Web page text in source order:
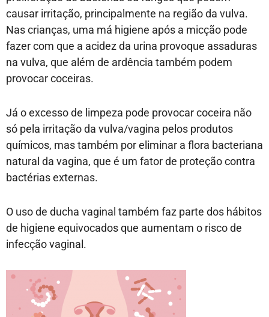
causar irritação, principalmente na região da vulva.
Nas crianças, uma má higiene após a micção pode
fazer com que a acidez da urina provoque assaduras
na vulva, que além de ardência também podem
provocar coceiras.
Já o excesso de limpeza pode provocar coceira não
só pela irritação da vulva/vagina pelos produtos
químicos, mas também por eliminar a flora bacteriana
natural da vagina, que é um fator de proteção contra
bactérias externas.
O uso de ducha vaginal também faz parte dos hábitos
de higiene equivocados que aumentam o risco de
infecção vaginal.